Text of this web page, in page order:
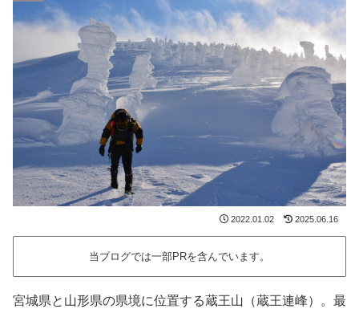
2022.01.02 2025.06.16
当ブログでは一部PRを含んでいます。
宮城県と山形県の県境に位置する蔵王山（蔵王連峰）。最